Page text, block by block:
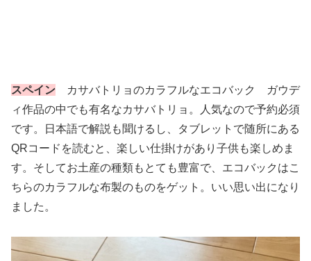
スペイン
カサバトリョのカラフルなエコバック ガウデ
ィ作品の中でも有名なカサバトリョ。人気なので予約必須
です。日本語で解説も聞けるし、タブレットで随所にある
QRコードを読むと、楽しい仕掛けがあり子供も楽しめま
す。そしてお土産の種類もとても豊富で、エコバックはこ
ちらのカラフルな布製のものをゲット。いい思い出になり
ました。